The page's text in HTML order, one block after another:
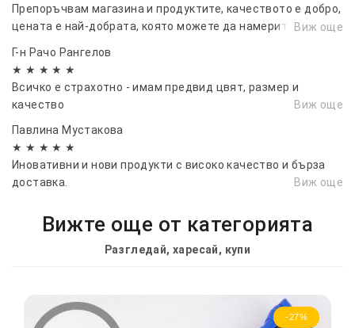
Препоръчвам магазина и продуктите, качеството е добро,
цената е най-добрата, която можете да намерите вВиж още
Г-н Рачо Рангелов
★ ★ ★ ★ ★
Всичко е страхотно - имам предвид цвят, размер и
качество
Виж още
Павлина Мустакова
★ ★ ★ ★ ★
Иновативни и нови продукти с високо качество и бърза
доставка.
Виж още
Вижте още от категорията
Разгледай, харесай, купи
-27%